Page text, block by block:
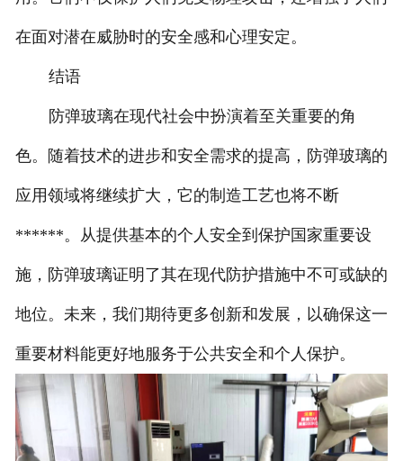
在面对潜在威胁时的安全感和心理安定。
结语
防弹玻璃在现代社会中扮演着至关重要的角
色。随着技术的进步和安全需求的提高，防弹玻璃的
应用领域将继续扩大，它的制造工艺也将不断
******。从提供基本的个人安全到保护国家重要设
施，防弹玻璃证明了其在现代防护措施中不可或缺的
地位。未来，我们期待更多创新和发展，以确保这一
重要材料能更好地服务于公共安全和个人保护。